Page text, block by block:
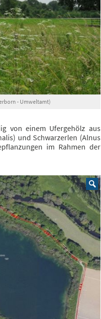
- Umweltamt)
von einem Ufergehölz aus
und Schwarzerlen (Alnus
im Rahmen der